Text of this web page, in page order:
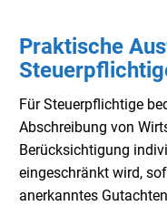
Praktische
Für Steuerpflichtige
Abschreibung von
Berücksichtigung
eingeschränkt wird,
anerkanntes